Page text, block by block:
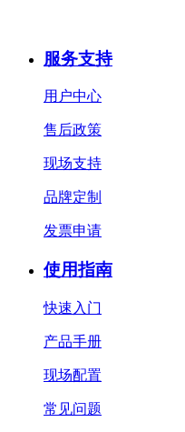
服务支持
用户中心
售后政策
现场支持
品牌定制
发票申请
使用指南
快速入门
产品手册
现场配置
常见问题